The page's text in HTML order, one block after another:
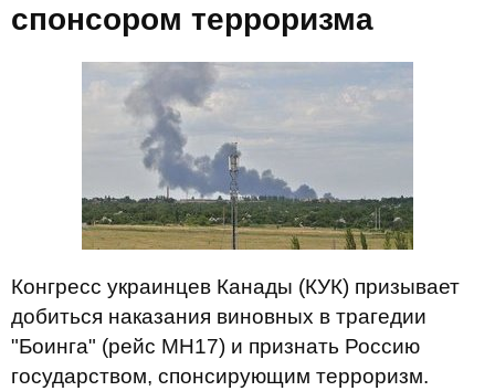
спонсором терроризма
Конгресс украинцев Канады (КУК) призывает
добиться наказания виновных в трагедии
"Боинга" (рейс МН17) и признать Россию
государством, спонсирующим терроризм.